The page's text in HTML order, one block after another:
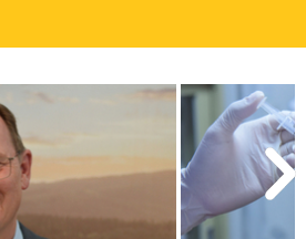
SUBSCRIBE
EDUCATIONAL LICENSES
GIFT CARDS
OTHER LANGUAGES